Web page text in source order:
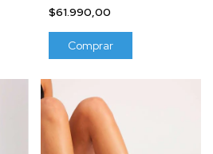
$61.990,00
Comprar